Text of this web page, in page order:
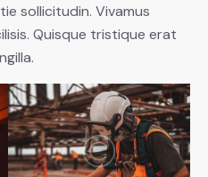
sollicitudin. Vivamus
Quisque tristique erat